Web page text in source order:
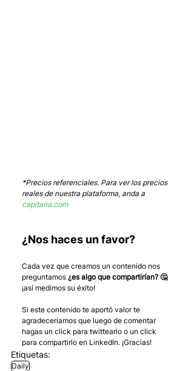
*Precios referenciales. Para ver los precios
reales de nuestra plataforma, anda a
capitaria.com
¿Nos haces un favor?
Cada vez que creamos un contenido nos
preguntamos ¿es algo que compartirían? 🤔
¡así medimos su éxito!
Si este contenido te aportó valor te
agradeceríamos que luego de comentar
hagas un click para twittearlo o un click
para compartirlo en LinkedIn. ¡Gracias!
Etiquetas:
Daily